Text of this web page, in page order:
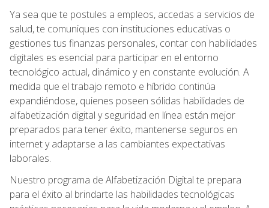
Ya sea que te postules a empleos, accedas a servicios de
salud, te comuniques con instituciones educativas o
gestiones tus finanzas personales, contar con habilidades
digitales es esencial para participar en el entorno
tecnológico actual, dinámico y en constante evolución. A
medida que el trabajo remoto e híbrido continúa
expandiéndose, quienes poseen sólidas habilidades de
alfabetización digital y seguridad en línea están mejor
preparados para tener éxito, mantenerse seguros en
internet y adaptarse a las cambiantes expectativas
laborales.
Nuestro programa de Alfabetización Digital te prepara
para el éxito al brindarte las habilidades tecnológicas